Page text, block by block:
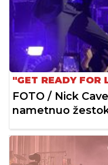
"GET READY FOR
FOTO / Nick
nametnuo